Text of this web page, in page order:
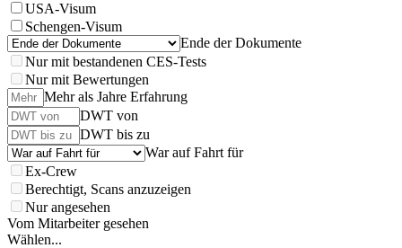
USA-Visum
Schengen-Visum
Ende der Dokumente
Nur mit bestandenen CES-Tests
Nur mit Bewertungen
Mehr als Jahre Erfahrung
DWT von
DWT bis zu
War auf Fahrt für
Ex-Crew
Berechtigt, Scans anzuzeigen
Nur angesehen
Vom Mitarbeiter gesehen
Wählen...